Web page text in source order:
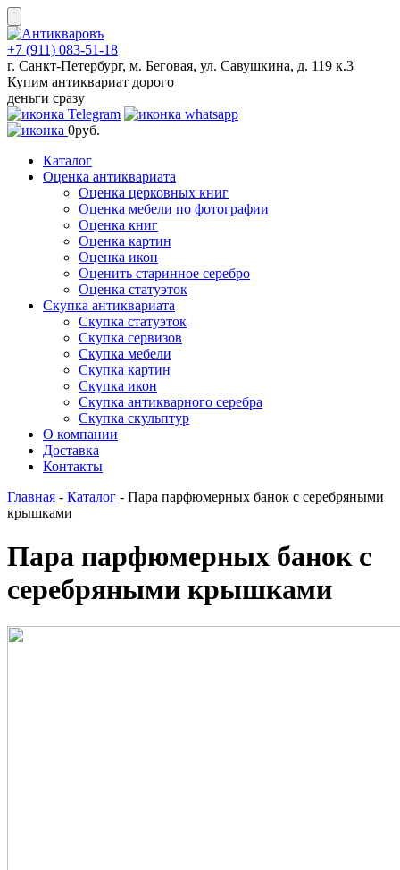
Skip
to
content
+7 (911) 083-51-18
г. Санкт-Петербург, м. Беговая, ул. Савушкина, д. 119 к.3
Купим антиквариат дорого
деньги сразу
0руб.
Каталог
Оценка антиквариата
Оценка церковных книг
Оценка мебели по фотографии
Оценка книг
Оценка картин
Оценка икон
Оценить старинное серебро
Оценка статуэток
Скупка антиквариата
Скупка статуэток
Скупка сервизов
Скупка мебели
Скупка картин
Скупка икон
Скупка антикварного серебра
Скупка скульптур
О компании
Доставка
Контакты
Главная - Каталог - Пара парфюмерных банок с серебряными
крышками
Пара парфюмерных банок с
серебряными крышками